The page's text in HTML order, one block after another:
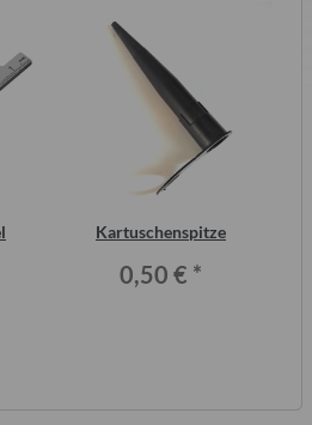
Kartuschenspitze
0,50 € *